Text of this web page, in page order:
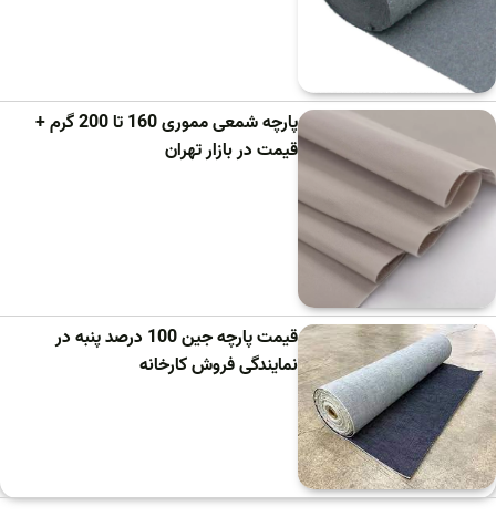
پارچه شمعی مموری 160 تا 200 گرم +
قیمت در بازار تهران
قیمت پارچه جین 100 درصد پنبه در
نمایندگی فروش کارخانه